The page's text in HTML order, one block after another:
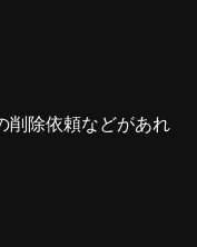
削除依頼などがあれ